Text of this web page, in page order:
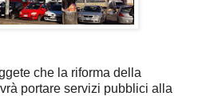
che la riforma della
portare servizi pubblici alla